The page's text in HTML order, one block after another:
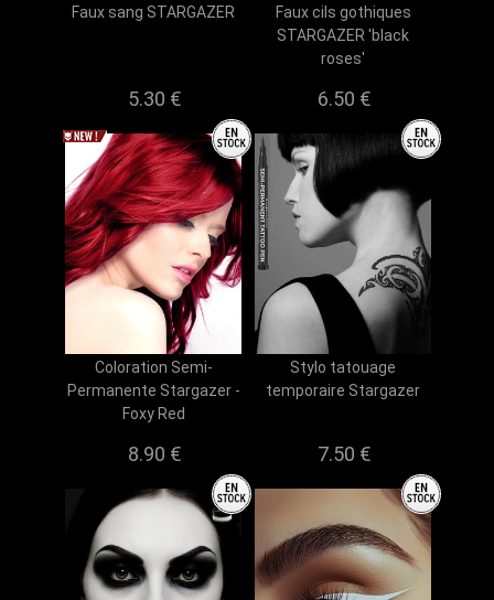
Faux sang STARGAZER
5.30 €
Faux cils gothiques
STARGAZER 'black
roses'
6.50 €
Coloration Semi-
Permanente Stargazer -
Foxy Red
8.90 €
Stylo tatouage
temporaire Stargazer
7.50 €